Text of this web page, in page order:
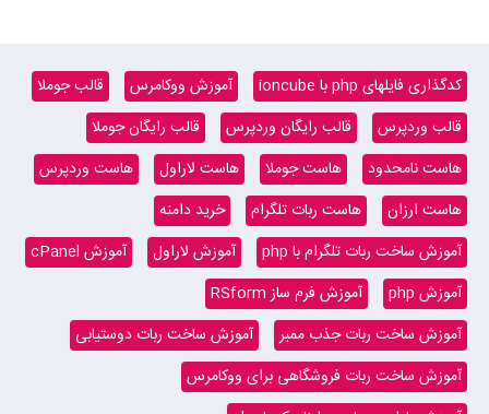
کدگذاری فایلهای php با ioncube آموزش ووکامرس
قالب جوملا
قالب وردپرس
قالب رایگان وردپرس
قالب رایگان جوملا
هاست نامحدود
هاست جوملا هاست لاراول
هاست وردپرس
هاست ارزان
هاست ربات تلگرام
خرید دامنه
آموزش ساخت ربات تلگرام با php
آموزش لاراول
آموزش cPanel
آموزش php
آموزش فرم ساز RSform
آموزش ساخت ربات جذب ممبر
آموزش ساخت ربات دوستیابی
آموزش ساخت ربات فروشگاهی برای ووکامرس